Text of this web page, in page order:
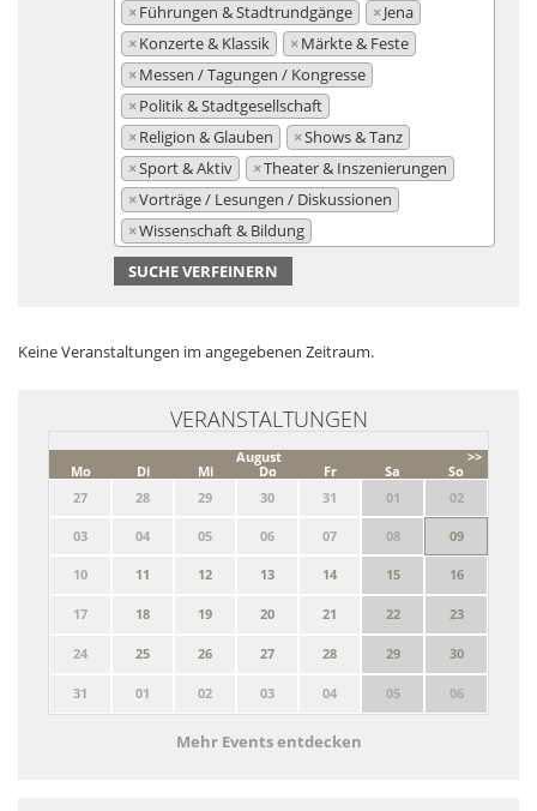
×Führungen & Stadtrundgänge ×Jena
×Konzerte & Klassik ×Märkte & Feste
×Messen / Tagungen / Kongresse
×Politik & Stadtgesellschaft
×Religion & Glauben ×Shows & Tanz
×Sport & Aktiv ×Theater & Inszenierungen
×Vorträge / Lesungen / Diskussionen
×Wissenschaft & Bildung
SUCHE VERFEINERN
Keine Veranstaltungen im angegebenen Zeitraum.
VERANSTALTUNGEN
>>
August
Mo
Di Mi Do Fr Sa
So
27
28 29 30 31 01 02
03 04 05 06 07 08 09
10 11 12 13 14 15 16
17 18 19 20 21 22 23
24 25 26 27 28 29 30
31 01 02 03 04 05 06
Mehr Events entdecken